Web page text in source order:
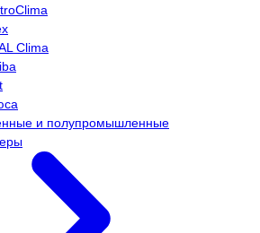
Clima
и полупромышленные